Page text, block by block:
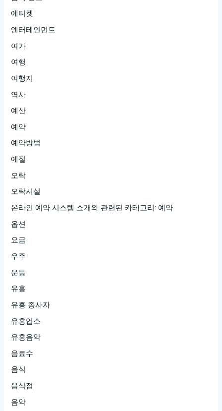
에티켓
엔터테인먼트
여가
여행
여행지
역사
예산
예약
예약방법
예절
오락
오락시설
온라인 예약 시스템 소개와 관련된 카테고리: 예약
옵션
요금
우주
운동
유흥
유흥 종사자
유흥업소
유흥음악
음료수
음식
음식점
음악